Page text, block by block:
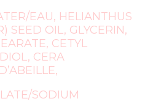
EAU, HELIANTHUS
SEED OIL, GLYCERIN,
CETYL
CERA
SODIUM